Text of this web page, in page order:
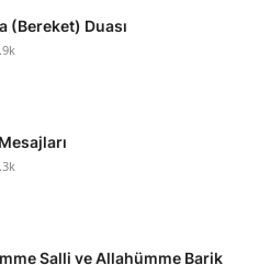
(Bereket) Duası
Salli ve Allahümme Barik